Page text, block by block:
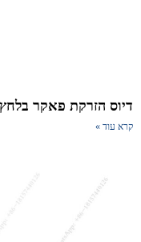
הזרקת פאקר בלחץ
עוד »